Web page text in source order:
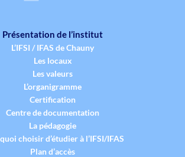
Présentation de l’institut
L’IFSI / IFAS de Chauny
Les locaux
Les valeurs
L’organigramme
Certification
Centre de documentation
La pédagogie
choisir d’étudier à l’IFSI/IFAS
Plan d’accès